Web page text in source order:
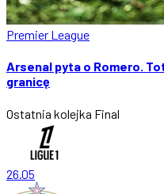
Premier League
Arsenal pyta o Romero.
granicę
Ostatnia kolejka Final
26.05